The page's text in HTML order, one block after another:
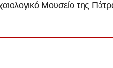
Μουσείο της